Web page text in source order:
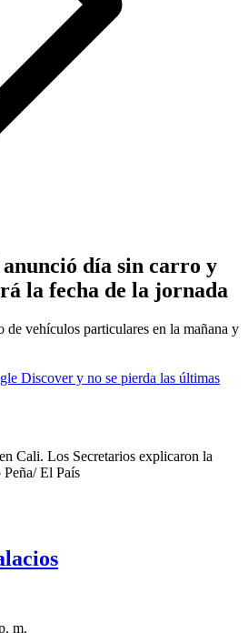
día sin carro y
la fecha de la jornada
de vehículos particulares en la mañana y
Discover y no se pierda las últimas
Cali. Los Secretarios explicaron la
El País
m.